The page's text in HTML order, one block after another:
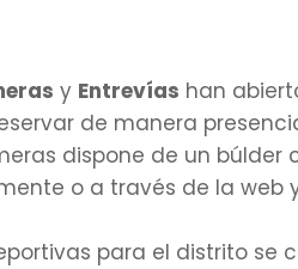
y Entrevías han
de manera
dispone de un
o a través de la web
para el distrito se